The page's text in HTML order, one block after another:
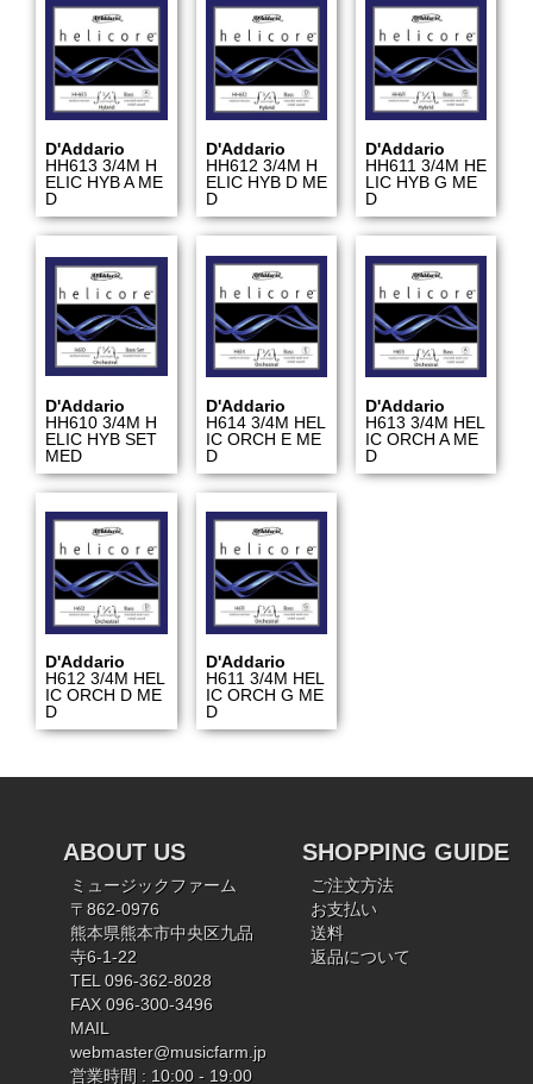
D'Addario
HH613 3/4M H
ELIC HYB A ME
D
D'Addario
HH612 3/4M H
ELIC HYB D ME
D
D'Addario
HH611 3/4M HE
LIC HYB G ME
D
D'Addario
HH610 3/4M H
ELIC HYB SET
MED
D'Addario
H614 3/4M HEL
IC ORCH E ME
D
D'Addario
H613 3/4M HEL
IC ORCH A ME
D
D'Addario
H612 3/4M HEL
IC ORCH D ME
D
D'Addario
H611 3/4M HEL
IC ORCH G ME
D
ABOUT US
ミュージックファーム
〒862-0976
熊本県熊本市中央区九品
寺6-1-22
TEL 096-362-8028
FAX 096-300-3496
MAIL
webmaster@musicfarm.jp
営業時間 : 10:00 - 19:00
SHOPPING GUIDE
ご注文方法
お支払い
送料
返品について